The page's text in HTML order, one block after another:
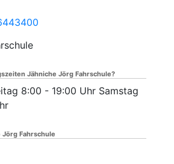
Jähniche Jörg Fahrschule?
8:00 - 19:00 Uhr Samstag
Jörg Fahrschule